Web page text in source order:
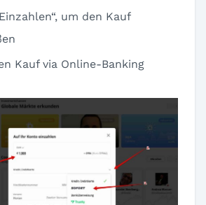
um den Kauf
Kauf via Online-Banking